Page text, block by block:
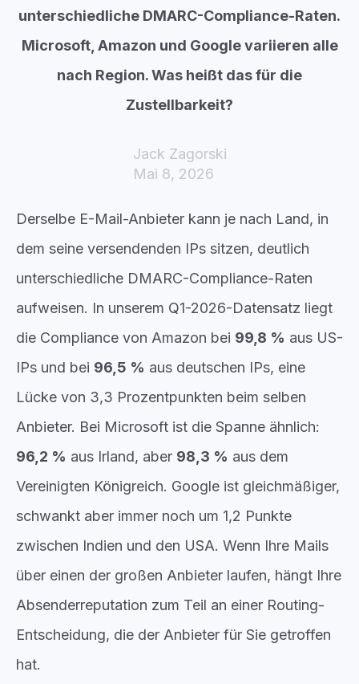
unterschiedliche DMARC-Compliance-Raten.
Microsoft, Amazon und Google variieren alle
nach Region. Was heißt das für die
Zustellbarkeit?
Jack Zagorski
Mai 8, 2026
Derselbe E-Mail-Anbieter kann je nach Land, in
dem seine versendenden IPs sitzen, deutlich
unterschiedliche DMARC-Compliance-Raten
aufweisen. In unserem Q1-2026-Datensatz liegt
die Compliance von Amazon bei 99,8 % aus US-
IPs und bei 96,5 % aus deutschen IPs, eine
Lücke von 3,3 Prozentpunkten beim selben
Anbieter. Bei Microsoft ist die Spanne ähnlich:
96,2 % aus Irland, aber 98,3 % aus dem
Vereinigten Königreich. Google ist gleichmäßiger,
schwankt aber immer noch um 1,2 Punkte
zwischen Indien und den USA. Wenn Ihre Mails
über einen der großen Anbieter laufen, hängt Ihre
Absenderreputation zum Teil an einer Routing-
Entscheidung, die der Anbieter für Sie getroffen
hat.